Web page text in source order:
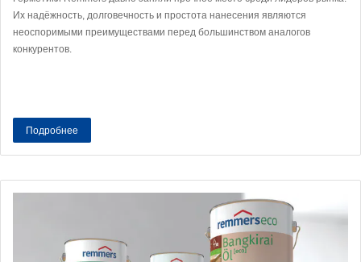
Их надёжность, долговечность и простота нанесения являются
неоспоримыми преимуществами перед большинством аналогов
конкурентов.
Подробнее